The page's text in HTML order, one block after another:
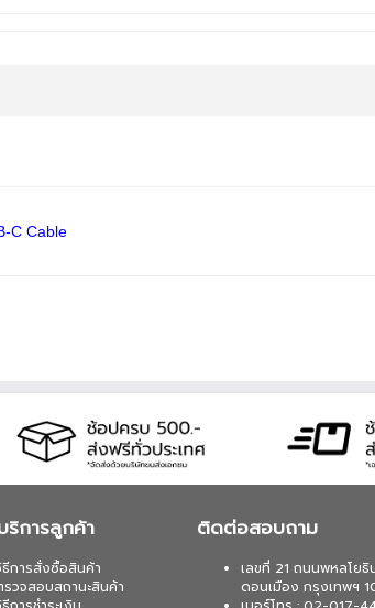
C Cable
ริการลูกค้า
การสั่งซื้อสินค้า
วจสอบสถานะสินค้า
ติดต่อสอบถาม
เลขที่ 21 ถนนพหลโย
ดอนเมือง กรุงเทพฯ